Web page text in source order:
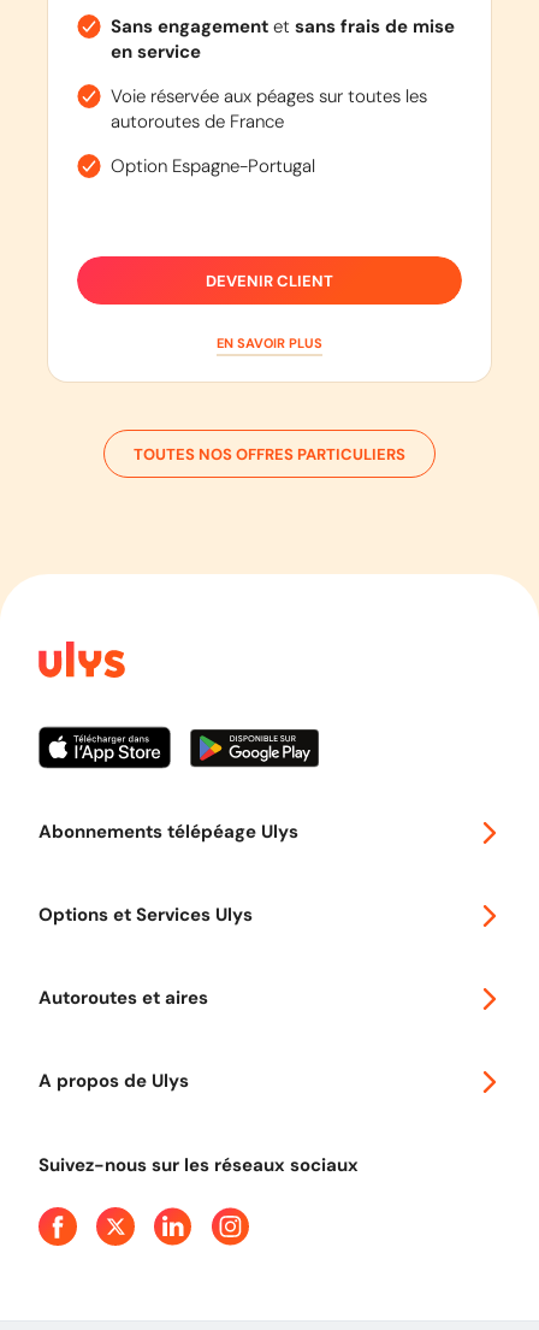
Sans engagementet sans frais de mise
en service
Voie réservée aux péages sur toutes les
autoroutes de France
Option Espagne-Portugal
DEVENIR CLIENT
EN SAVOIR PLUS
TOUTES NOS OFFRES PARTICULIERS
Abonnements télépéage Ulys
Options et Services Ulys
Autoroutes et aires
A propos de Ulys
Presse
Suivez-nous sur les réseaux sociaux